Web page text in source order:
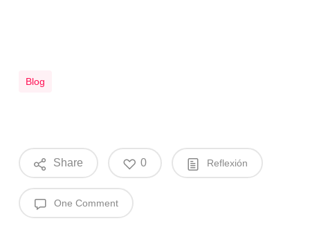
Blog
Share 0 Reflexión
One Comment